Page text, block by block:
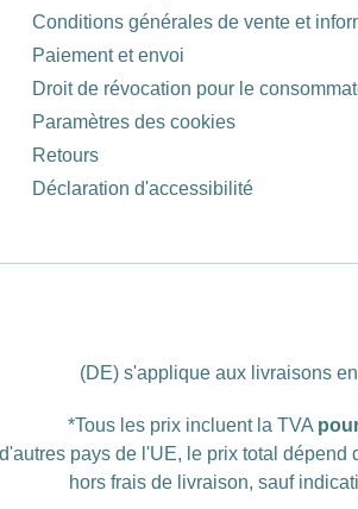
Conditions générales de vente et
Paiement et envoi
Droit de révocation pour le
Paramètres des cookies
Retours
Déclaration d'accessibilité
(DE) s'applique aux livraisons
*Tous les prix incluent la TVA
pays de l'UE, le prix total
hors frais de livraison, sauf